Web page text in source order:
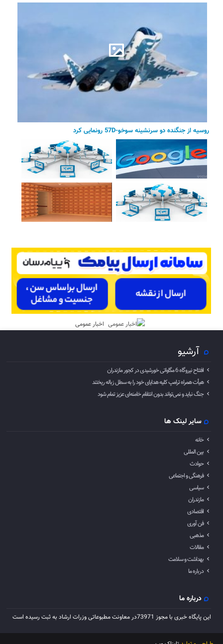
روسیه از جنگنده دو سرنشینه سوخو-57D رونمایی کرد
اخبار عمومی
آرشیو
افتتاح نیروگاه 6 مگاواتی خورشیدی در کجور مازندران
هیأت همراه ترامپ کلیه هدایای خود را به سطل زباله ریختند
جنگ نباید و نمی‌تواند بدون انتقام خامنه‌ای عزیز تمام شود
سایر لینک ها
خانه
بین المللی
حوادث
فرهنگی و اجتماعی
سیاسی
مازندران
اقتصادی
فن آوری
مذهبی
مقالات
بهداشت و سلامت
درباره ما
درباره ما
این پایگاه خبری با مجوز 73971در معاونت مطبوعاتی وزرات ارشاد به ثبت رسیده است